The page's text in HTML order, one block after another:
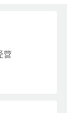
营